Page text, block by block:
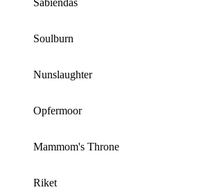
Sabiendas
Soulburn
Nunslaughter
Opfermoor
Mammom's Throne
Riket